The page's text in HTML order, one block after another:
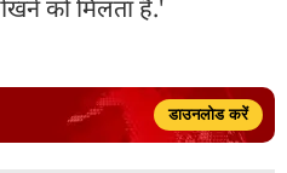
को मिलता है.'
डाउनलोड करें